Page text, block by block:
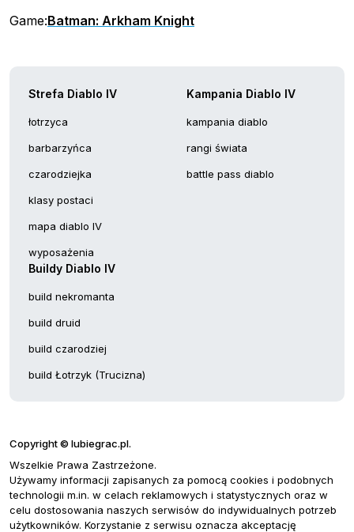
Game:Batman: Arkham Knight
Strefa Diablo IV
łotrzyca
barbarzyńca
czarodziejka
klasy postaci
mapa diablo IV
wyposażenia
Kampania Diablo IV
kampania diablo
rangi świata
battle pass diablo
Buildy Diablo IV
build nekromanta
build druid
build czarodziej
build Łotrzyk (Trucizna)
Copyright © lubiegrac.pl.
Wszelkie Prawa Zastrzeżone.
Używamy informacji zapisanych za pomocą cookies i podobnych
technologii m.in. w celach reklamowych i statystycznych oraz w
celu dostosowania naszych serwisów do indywidualnych potrzeb
użytkowników. Korzystanie z serwisu oznacza akceptację